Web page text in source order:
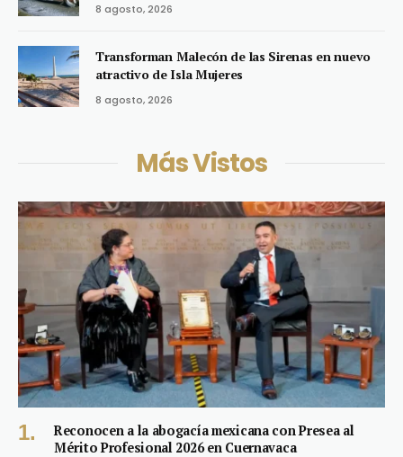
8 agosto, 2026
Transforman Malecón de las Sirenas en nuevo
atractivo de Isla Mujeres
8 agosto, 2026
Más Vistos
Reconocen a la abogacía mexicana con Presea al
Mérito Profesional 2026 en Cuernavaca